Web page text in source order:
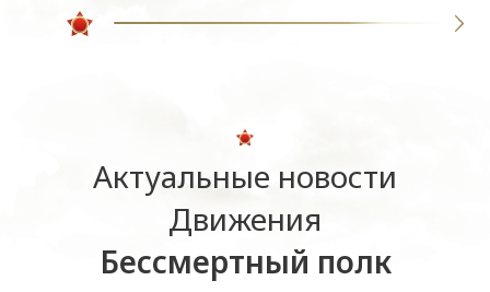
Актуальные новости
Движения
Бессмертный полк